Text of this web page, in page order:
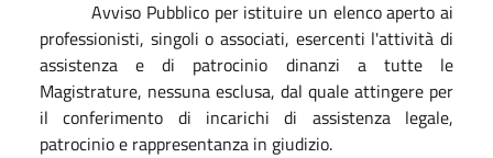
Avviso Pubblico per istituire un elenco aperto ai
professionisti, singoli o associati, esercenti l'attività di
assistenza e di patrocinio dinanzi a tutte le
Magistrature, nessuna esclusa, dal quale attingere per
il conferimento di incarichi di assistenza legale,
patrocinio e rappresentanza in giudizio.